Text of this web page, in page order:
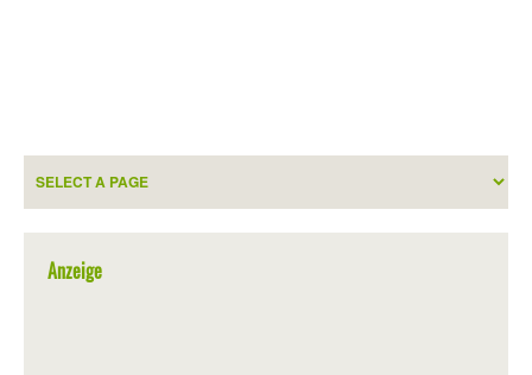
Anzeige